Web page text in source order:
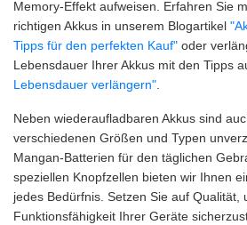
Memory-Effekt aufweisen. Erfahren Sie
richtigen Akkus in unserem Blogartikel
Tipps für den perfekten Kauf" oder
Lebensdauer Ihrer Akkus mit den Tipps
Lebensdauer verlängern"
Neben wiederaufladbaren Akkus sind
verschiedenen Größen und Typen
Mangan-Batterien für den täglichen
speziellen Knopfzellen bieten wir Ihnen
jedes Bedürfnis. Setzen Sie auf Qualität,
Funktionsfähigkeit Ihrer Geräte